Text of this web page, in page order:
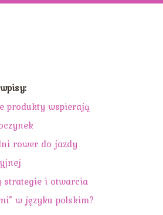
produkty wspierają
rower do jazdy
strategie i otwarcia
w języku polskim?